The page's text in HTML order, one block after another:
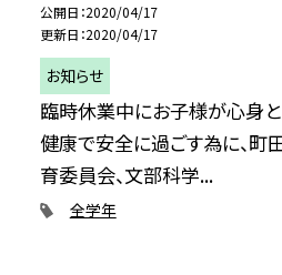
公開日 2020/04/17
更新日 2020/04/17
お知らせ
臨時休業中にお子様が心身
健康で安全に過ごす為に、町
育委員会、文部科学...
全学年